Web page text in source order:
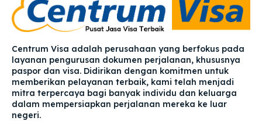
Centrum Visa adalah perusahaan yang berfokus pada
layanan pengurusan dokumen perjalanan, khususnya
paspor dan visa. Didirikan dengan komitmen untuk
memberikan pelayanan terbaik, kami telah menjadi
mitra terpercaya bagi banyak individu dan keluarga
dalam mempersiapkan perjalanan mereka ke luar
negeri.